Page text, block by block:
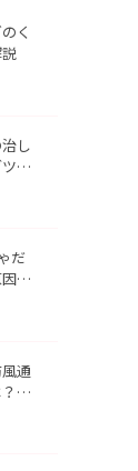
く
し
ブ
だ
に
通
長